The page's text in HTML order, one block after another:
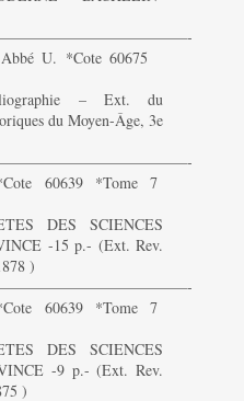
U. *Cote 60675
– Ext. du
du Moyen-Âge, 3e
60639 *Tome 7
DES SCIENCES
-15 p.- (Ext. Rev.
)
60639 *Tome 7
DES SCIENCES
-9 p.- (Ext. Rev.
)